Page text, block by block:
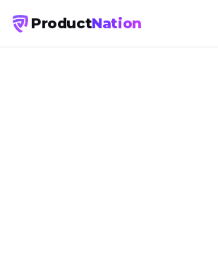
ProductNation